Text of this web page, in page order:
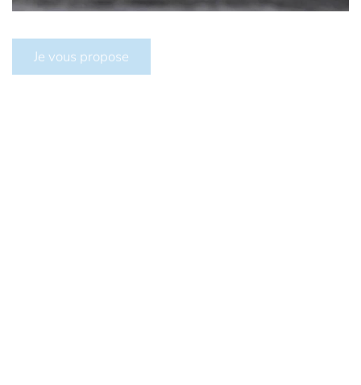
Je vous propose